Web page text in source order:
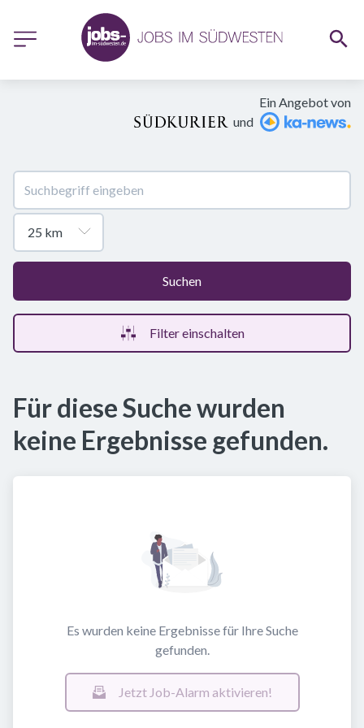
Ein Angebot von
und
Suchen
Filter einschalten
Für diese Suche wurden
keine Ergebnisse gefunden.
Es wurden keine Ergebnisse für Ihre Suche
gefunden.
Jetzt Job-Alarm aktivieren!